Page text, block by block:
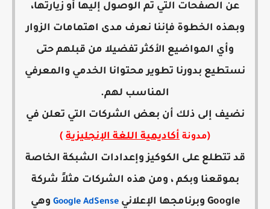
عن الصفحات التي تم الوصول إليها أو زيارتها،
وبهذه الخطوة فإننا نعرف مدى اهتمامات الزوار
وأي المواضيع الأكثر تفضيلا من قبلهم حتى
نستطيع بدورنا تطوير محتوانا الخدمي والمعرفي
المناسب لهم.
نضيف إلى ذلك أن بعض الشركات التي تعلن في
(مدونة أكاديمية اللغة الإنجليزية )
قد تتطلع على الكوكيز وإعدادات الشبكة الخاصة
بموقعنا وبكم ، ومن هذه الشركات مثلاً شركة
Google وبرنامجها الإعلاني
Google AdSense وهي